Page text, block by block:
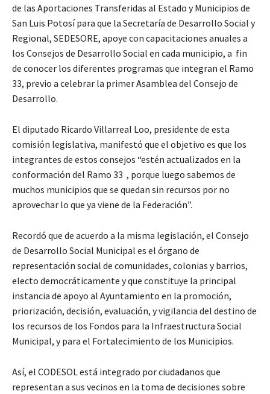
de las Aportaciones Transferidas al Estado y Municipios de
San Luis Potosí para que la Secretaría de Desarrollo Social y
Regional, SEDESORE, apoye con capacitaciones anuales a
los Consejos de Desarrollo Social en cada municipio, a fin
de conocer los diferentes programas que integran el Ramo
33, previo a celebrar la primer Asamblea del Consejo de
Desarrollo.
El diputado Ricardo Villarreal Loo, presidente de esta
comisión legislativa, manifestó que el objetivo es que los
integrantes de estos consejos “estén actualizados en la
conformación del Ramo 33 , porque luego sabemos de
muchos municipios que se quedan sin recursos por no
aprovechar lo que ya viene de la Federación”.
Recordó que de acuerdo a la misma legislación, el Consejo
de Desarrollo Social Municipal es el órgano de
representación social de comunidades, colonias y barrios,
electo democráticamente y que constituye la principal
instancia de apoyo al Ayuntamiento en la promoción,
priorización, decisión, evaluación, y vigilancia del destino de
los recursos de los Fondos para la Infraestructura Social
Municipal, y para el Fortalecimiento de los Municipios.
Así, el CODESOL está integrado por ciudadanos que
representan a sus vecinos en la toma de decisiones sobre